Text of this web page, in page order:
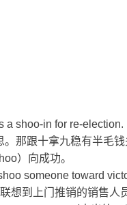
shoo-in for re-
。那跟十拿九稳有半毛
）向成功。
someone toward
想到上门推销的销售人